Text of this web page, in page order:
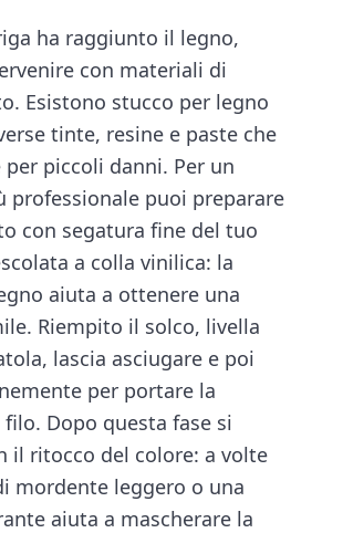
ha raggiunto il legno,
con materiali di
Esistono stucco per legno
tinte, resine e paste che
per piccoli danni. Per un
professionale puoi preparare
con segatura fine del tuo
a colla vinilica: la
aiuta a ottenere una
Riempito il solco, livella
lascia asciugare e poi
per portare la
Dopo questa fase si
il ritocco del colore: a volte
mordente leggero o una
aiuta a mascherare la